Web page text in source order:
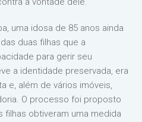
uma idosa de 85 anos ainda
duas filhas que a
para gerir seu
a identidade preservada, era
e, além de vários imóveis,
O processo foi proposto
filhas obtiveram uma medida